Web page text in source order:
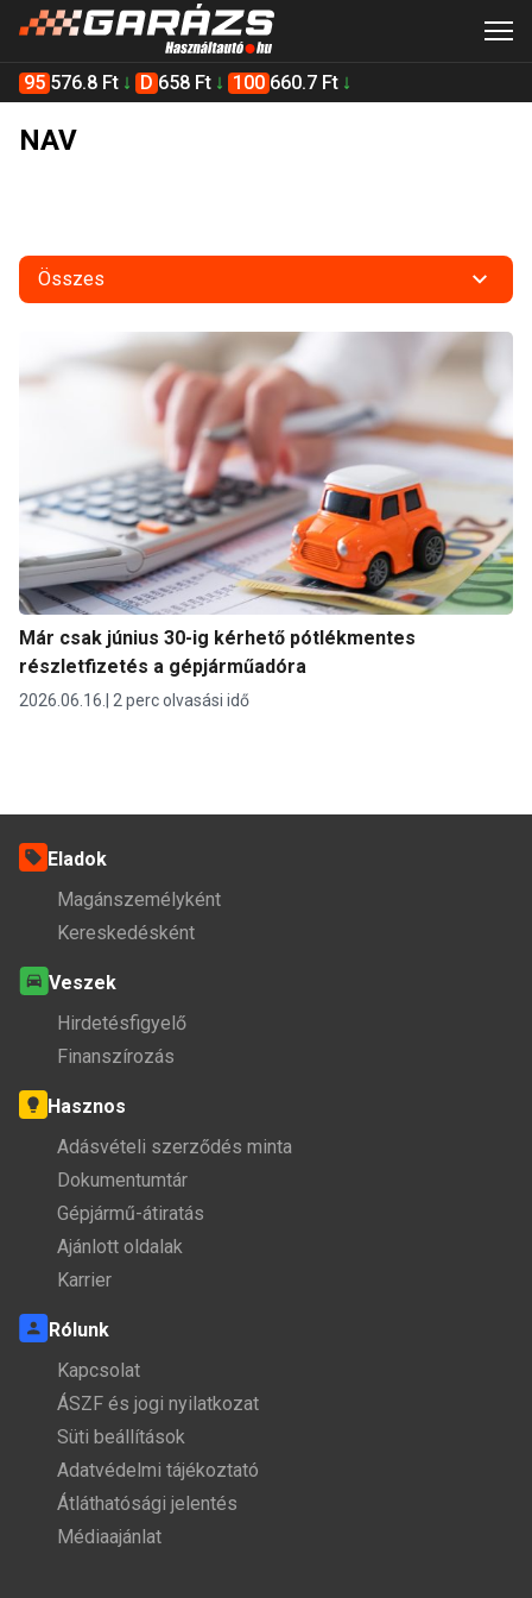
95 576.8 Ft D 658 Ft 100 660.7 Ft
NAV
Összes
Már csak június 30-ig kérhető pótlékmentes
részletfizetés a gépjárműadóra
2026.06.16. 2 perc olvasási idő
Eladok
Magánszemélyként
Kereskedésként
Veszek
Hirdetésfigyelő
Finanszírozás
Hasznos
Adásvételi szerződés minta
Dokumentumtár
Gépjármű-átiratás
Ajánlott oldalak
Karrier
Rólunk
Kapcsolat
ÁSZF és jogi nyilatkozat
Süti beállítások
Adatvédelmi tájékoztató
Átláthatósági jelentés
Médiaajánlat